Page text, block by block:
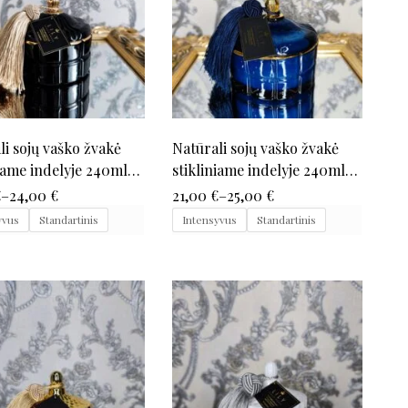
sojų vaško žvakė
indelyje 240ml
–24,00 €
Standartinis
Natūrali sojų vaško žvakė
stikliniame indelyje 240ml
(mėlyna)
21,00 €–25,00 €
Intensyvus Standartinis